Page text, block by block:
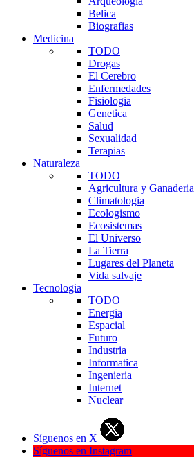
Belica
Biografias
Medicina
TODO
Drogas
El Cerebro
Enfermedades
Fisiologia
Genetica
Salud
Sexualidad
Terapias
Naturaleza
TODO
Agricultura y Ganaderia
Climatologia
Ecologismo
Ecosistemas
El Universo
La Tierra
Lugares del Planeta
Vida salvaje
Tecnologia
TODO
Energia
Espacial
Futuro
Industria
Informatica
Ingenieria
Internet
Nuclear
Síguenos en X
Síguenos en Instagram